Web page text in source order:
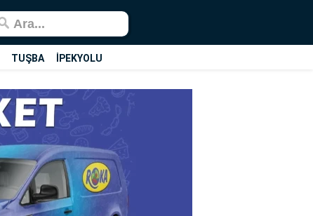
TUŞBA İPEKYOLU